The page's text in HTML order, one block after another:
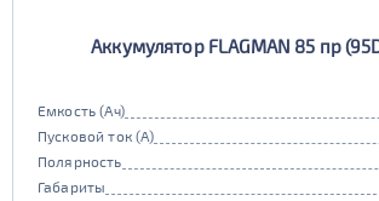
Аккумулятор FLAGMAN 85 пр
Емкость (Ач)
Пусковой ток (А)
Полярность
Габариты